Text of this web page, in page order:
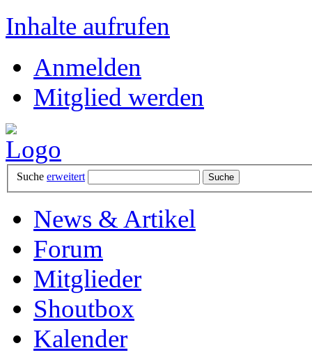
Inhalte aufrufen
Anmelden
Mitglied werden
Suche erweitert
News & Artikel
Forum
Mitglieder
Shoutbox
Kalender